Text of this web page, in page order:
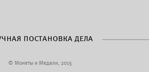
постановка дела
© Монеты и Медали, 2015